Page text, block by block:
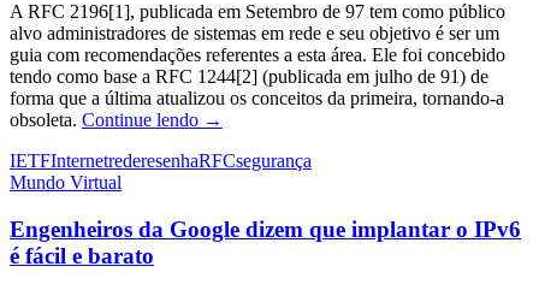
A RFC 2196[1], publicada em Setembro de 97 tem como público
alvo administradores de sistemas em rede e seu objetivo é ser um
guia com recomendações referentes a esta área. Ele foi concebido
tendo como base a RFC 1244[2] (publicada em julho de 91) de
forma que a última atualizou os conceitos da primeira, tornando-a
obsoleta. Continue lendo Resenha:
–
de
boas
→
IETFInternetrederesenhaRFCsegurança
Mundo Virtual
Engenheiros da Google dizem que implantar o IPv6
é fácil e barato